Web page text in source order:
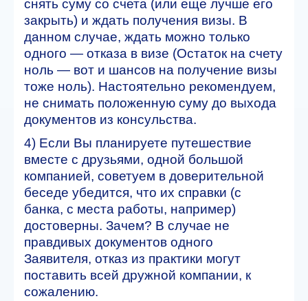
снять суму со счета (или еще лучше его
закрыть) и ждать получения визы. В
данном случае, ждать можно только
одного — отказа в визе (Остаток на счету
ноль — вот и шансов на получение визы
тоже ноль). Настоятельно рекомендуем,
не снимать положенную суму до выхода
документов из консульства.
4) Если Вы планируете путешествие
вместе с друзьями, одной большой
компанией, советуем в доверительной
беседе убедится, что их справки (с
банка, с места работы, например)
достоверны. Зачем? В случае не
правдивых документов одного
Заявителя, отказ из практики могут
поставить всей дружной компании, к
сожалению.